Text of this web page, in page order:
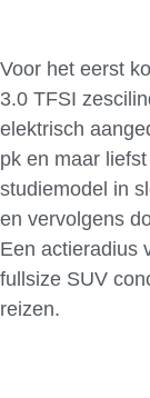
Voor het eerst
3.0 TFSI
elektrisch
pk en maar
studiemodel in
en vervolgens
Een actieradius
fullsize SUV
reizen.